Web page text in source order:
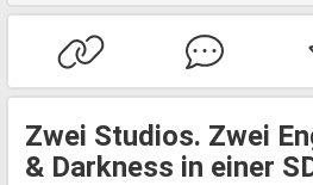
Zwei Studios. Zwei
& Darkness in einer